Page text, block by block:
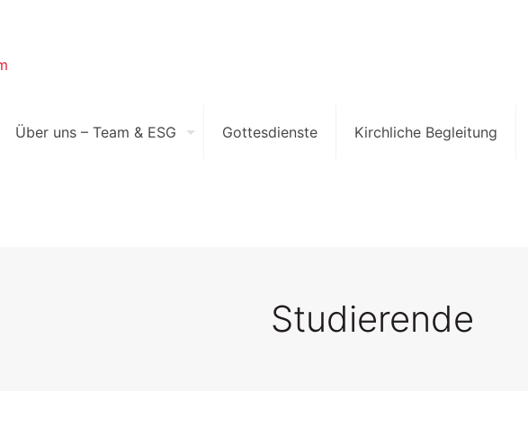
Über uns – Team & ESG Gottesdienste Kirchliche Begleitung
Studierende